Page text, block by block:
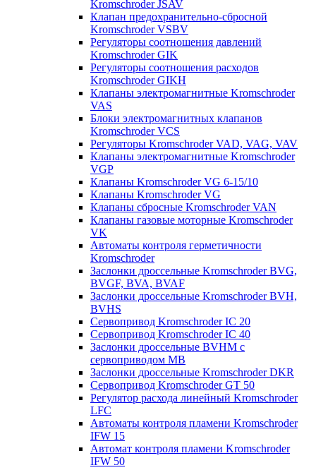
Kromschroder JSAV
Клапан предохранительно-сбросной
Kromschroder VSBV
Регуляторы соотношения давлений
Kromschroder GIK
Регуляторы соотношения расходов
Kromschroder GIKH
Клапаны электромагнитные Kromschroder
VAS
Блоки электромагнитных клапанов
Kromschroder VCS
Регуляторы Kromschroder VAD, VAG, VAV
Клапаны электромагнитные Kromschroder
VGP
Клапаны Kromschroder VG 6-15/10
Клапаны Kromschroder VG
Клапаны сбросные Kromschroder VAN
Клапаны газовые моторные Kromschroder
VK
Автоматы контроля герметичности
Kromschroder
Заслонки дроссельные Kromschroder BVG,
BVGF, BVA, BVAF
Заслонки дроссельные Kromschroder BVH,
BVHS
Сервопривод Kromschroder IC 20
Сервопривод Kromschroder IC 40
Заслонки дроссельные BVHM с
сервоприводом МВ
Заслонки дроссельные Kromschroder DKR
Cервопривод Kromschroder GT 50
Регулятор расхода линейный Kromschroder
LFC
Автоматы контроля пламени Kromschroder
IFW 15
Автомат контроля пламени Kromschroder
IFW 50